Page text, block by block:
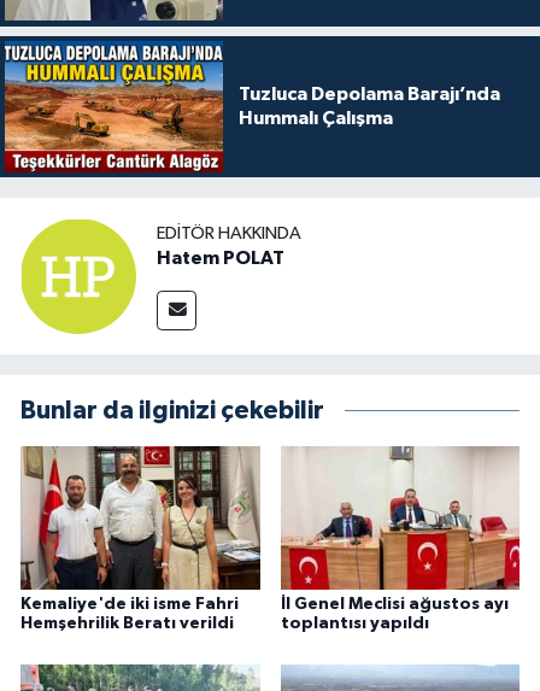
Tuzluca Depolama Barajı’nda
Hummalı Çalışma
EDITÖR HAKKINDA
Hatem POLAT
Bunlar da ilginizi çekebilir
Kemaliye'de iki isme Fahri
Hemşehrilik Beratı verildi
İl Genel Meclisi ağustos ayı
toplantısı yapıldı